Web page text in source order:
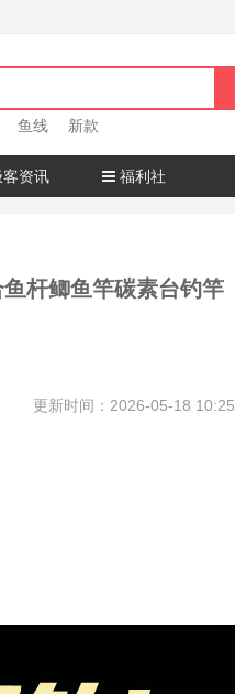
鱼线 新款
客资讯 福利社
杆鲫鱼竿碳素台钓竿
更新时间：2026-05-18 10:25